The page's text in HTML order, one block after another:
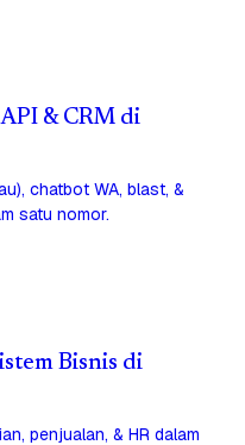
& CRM di
chatbot WA, blast, &
satu nomor.
Bisnis di
penjualan, & HR dalam